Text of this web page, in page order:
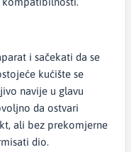
i sačekati da se
kućište se
navije u glavu
da ostvari
ali bez prekomjerne
dio.